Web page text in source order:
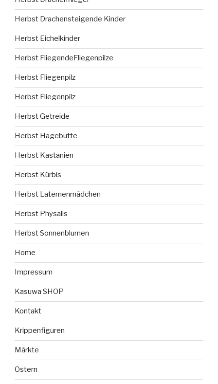
Herbst Drachensteigende Kinder
Herbst Eichelkinder
Herbst FliegendeFliegenpilze
Herbst Fliegenpilz
Herbst Fliegenpilz
Herbst Getreide
Herbst Hagebutte
Herbst Kastanien
Herbst Kürbis
Herbst Laternenmädchen
Herbst Physalis
Herbst Sonnenblumen
Home
Impressum
Kasuwa SHOP
Kontakt
Krippenfiguren
Märkte
Ostern